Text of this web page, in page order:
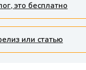
это бесплатно
или статью